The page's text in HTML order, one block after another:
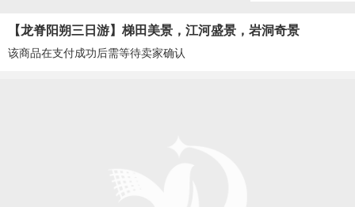
【龙脊阳朔三日游】梯田美景，江河盛景，岩洞奇景
该商品在支付成功后需等待卖家确认